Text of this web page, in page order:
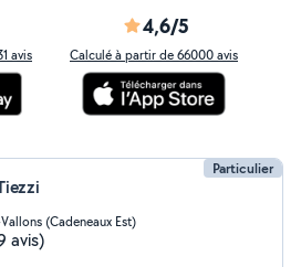
avis
4,6/5
Calculé à partir de 66000 avis
Particulier
(Cadeneaux Est)
avis)